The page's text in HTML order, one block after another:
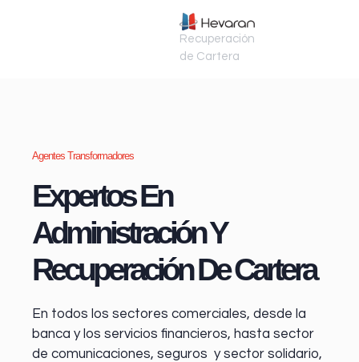
Recuperación
de Cartera
Agentes Transformadores
Expertos En
Administración Y
Recuperación De Cartera
En todos los sectores comerciales, desde la
banca y los servicios financieros, hasta sector
de comunicaciones, seguros y sector solidario,